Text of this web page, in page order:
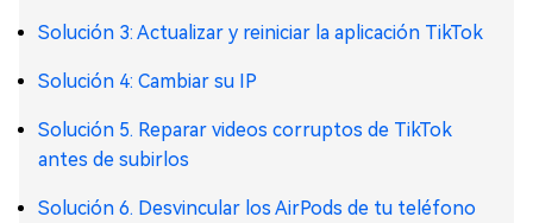
Solución 3: Actualizar y reiniciar la aplicación TikTok
Solución 4: Cambiar su IP
Solución 5. Reparar videos corruptos de TikTok
antes de subirlos
Solución 6. Desvincular los AirPods de tu teléfono